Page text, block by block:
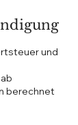
und
berechnet